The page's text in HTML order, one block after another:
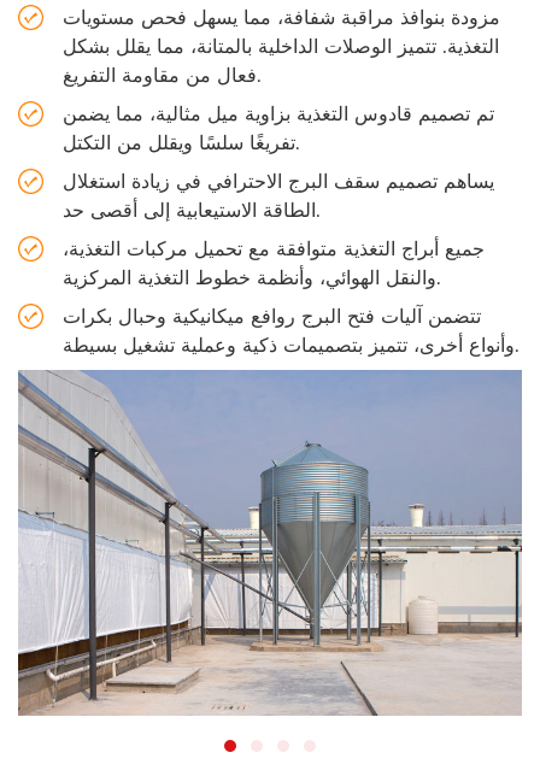
مزودة بنوافذ مراقبة شفافة، مما يسهل فحص مستويات
التغذية. تتميز الوصلات الداخلية بالمتانة، مما يقلل بشكل
فعال من مقاومة التفريغ.
تم تصميم قادوس التغذية بزاوية ميل مثالية، مما يضمن
تفريغًا سلسًا ويقلل من التكتل.
يساهم تصميم سقف البرج الاحترافي في زيادة استغلال
الطاقة الاستيعابية إلى أقصى حد.
جميع أبراج التغذية متوافقة مع تحميل مركبات التغذية،
والنقل الهوائي، وأنظمة خطوط التغذية المركزية.
تتضمن آليات فتح البرج روافع ميكانيكية وحبال بكرات
وأنواع أخرى، تتميز بتصميمات ذكية وعملية تشغيل بسيطة.